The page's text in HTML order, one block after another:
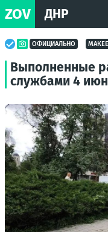
ZOV ДНР
ОФИЦИАЛЬНО
Выполненные
службами 4